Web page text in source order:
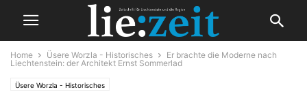
Home Üsere Worzla - Historisches
Er brachte die Moderne nach
Liechtenstein: der Architekt Ernst Sommerlad
Üsere Worzla - Historisches